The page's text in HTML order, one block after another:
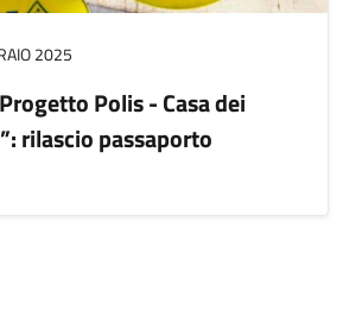
2025
Polis - Casa dei
rilascio passaporto